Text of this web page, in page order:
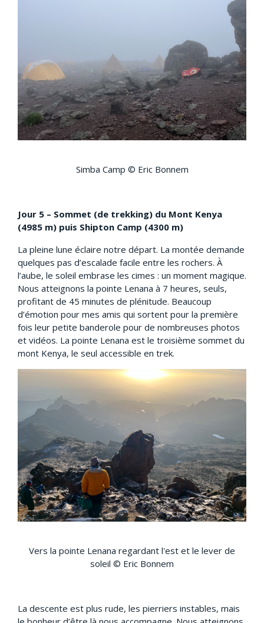
Simba Camp © Eric Bonnem
Jour 5 – Sommet (de trekking) du Mont Kenya
(4985 m) puis Shipton Camp (4300 m)
La pleine lune éclaire notre départ. La montée demande
quelques pas d’escalade facile entre les rochers. À
l’aube, le soleil embrase les cimes : un moment magique.
Nous atteignons la pointe Lenana à 7 heures, seuls,
profitant de 45 minutes de plénitude. Beaucoup
d’émotion pour mes amis qui sortent pour la première
fois leur petite banderole pour de nombreuses photos
et vidéos. La pointe Lenana est le troisième sommet du
mont Kenya, le seul accessible en trek.
Vers la pointe Lenana regardant l'est et le lever de
soleil © Eric Bonnem
La descente est plus rude, les pierriers instables, mais